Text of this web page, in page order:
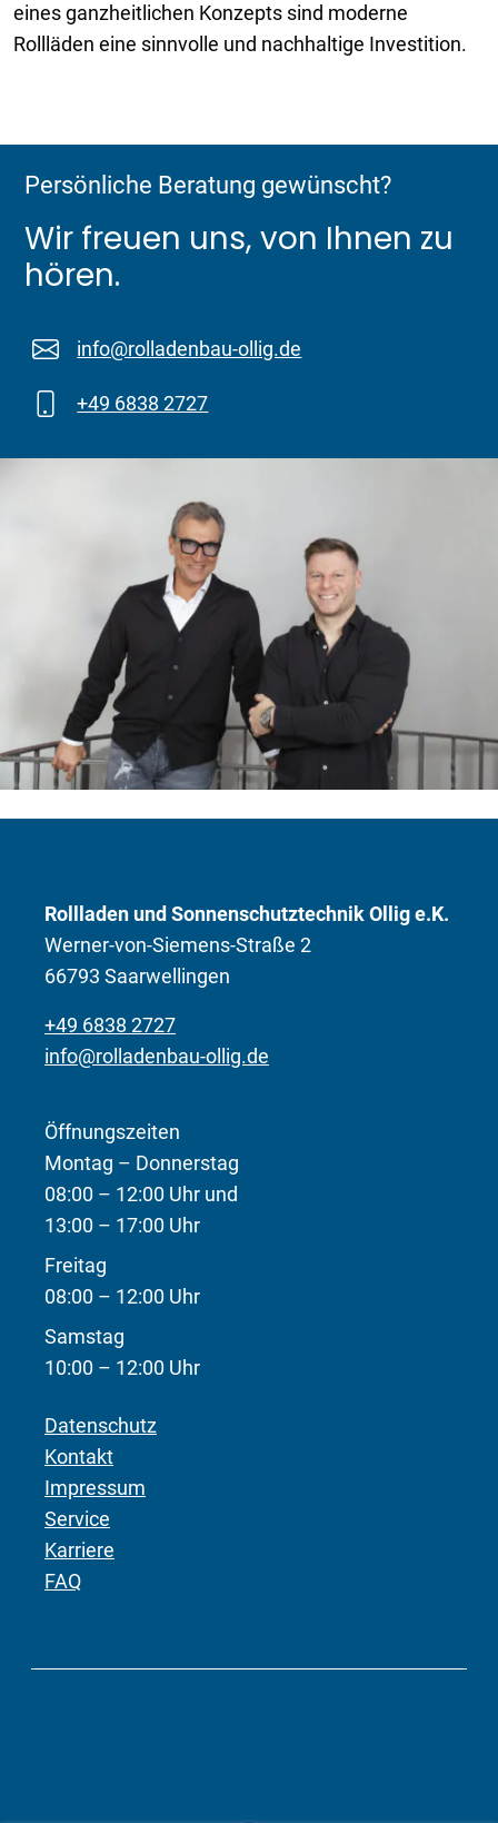
eines ganzheitlichen Konzepts sind moderne
Rollläden eine sinnvolle und nachhaltige Investition.
Persönliche Beratung gewünscht?
Wir freuen uns, von Ihnen zu
hören.
info@rolladenbau-ollig.de
+49 6838 2727
Rollladen und Sonnenschutztechnik Ollig e.K.
Werner-von-Siemens-Straße 2
66793 Saarwellingen
+49 6838 2727
info@rolladenbau-ollig.de
Öffnungszeiten
Montag – Donnerstag
08:00 – 12:00 Uhr und
13:00 – 17:00 Uhr
Freitag
08:00 – 12:00 Uhr
Samstag
10:00 – 12:00 Uhr
Datenschutz
Kontakt
Impressum
Service
Karriere
FAQ